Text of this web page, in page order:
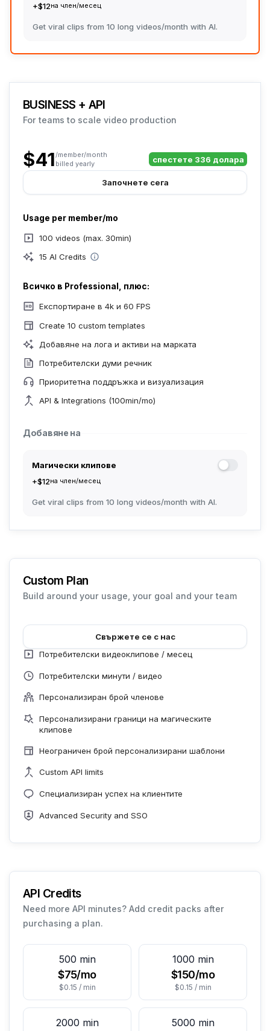
+$12на член/месец
Get viral clips from 10 long videos/month with AI.
BUSINESS + API
For teams to scale video production
$41 /member/month
billed yearly
спестете 336 долара
Започнете сега
Usage per member/mo
100 videos (max. 30min)
15 AI Credits
Всичко в Professional, плюс:
Експортиране в 4k и 60 FPS
Create 10 custom templates
Добавяне на лога и активи на марката
Потребителски думи речник
Приоритетна поддръжка и визуализация
API & Integrations (100min/mo)
Добавяне на
Магически клипове
+$12на член/месец
Get viral clips from 10 long videos/month with AI.
Custom Plan
Build around your usage, your goal and your team
Свържете се с нас
Потребителски видеоклипове / месец
Потребителски минути / видео
Персонализиран брой членове
Персонализирани граници на магическите
клипове
Неограничен брой персонализирани шаблони
Custom API limits
Специализиран успех на клиентите
Advanced Security and SSO
API Credits
Need more API minutes? Add credit packs after
purchasing a plan.
500 min
$75/mo
$0.15 / min
1000 min
$150/mo
$0.15 / min
2000 min 5000 min